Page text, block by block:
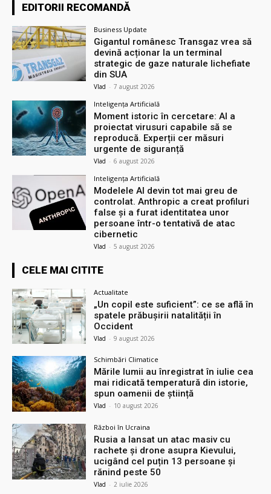
EDITORII RECOMANDĂ
Business Update
Gigantul românesc Transgaz vrea să
devină acționar la un terminal
strategic de gaze naturale lichefiate
din SUA
Vlad - 7 august 2026
Inteligența Artificială
Moment istoric în cercetare: AI a
proiectat virusuri capabile să se
reproducă. Experții cer măsuri
urgente de siguranță
Vlad - 6 august 2026
Inteligența Artificială
Modelele AI devin tot mai greu de
controlat. Anthropic a creat profiluri
false și a furat identitatea unor
persoane într-o tentativă de atac
cibernetic
Vlad - 5 august 2026
CELE MAI CITITE
Actualitate
„Un copil este suficient”: ce se află în
spatele prăbușirii natalității în
Occident
Vlad - 9 august 2026
Schimbări Climatice
Mările lumii au înregistrat în iulie cea
mai ridicată temperatură din istorie,
spun oamenii de știință
Vlad - 10 august 2026
Război în Ucraina
Rusia a lansat un atac masiv cu
rachete și drone asupra Kievului,
ucigând cel puțin 13 persoane și
rănind peste 50
Vlad - 2 iulie 2026